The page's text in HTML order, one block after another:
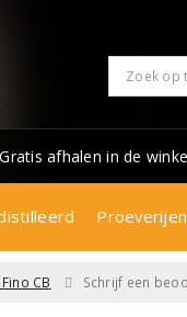
Gratis afhalen in de
Proeverijen
CB Schrijf een